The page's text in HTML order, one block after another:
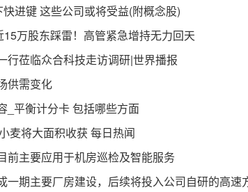
进键 这些公司或将受益(附概念股)
万股东踩雷！高管紧急增持无力回天
行莅临众合科技走访调研|世界播报
供需变化
_平衡计分卡 包括哪些方面
麦将大面积收获 每日热闻
前主要应用于机房巡检及智能服务
期主要厂房建设，后续将投入公司自研的高速